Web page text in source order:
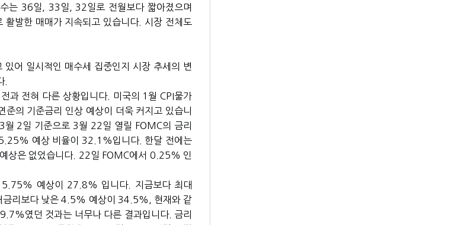
36일, 33일, 32일로 전월보다 짧아졌으며
한 매매가 지속되고 있습니다. 시장 전체도
어 일시적인 매수세 집중인지 시장 추세의 변
.
과 전혀 다른 상황입니다. 미국의 1월 CPI물가
의 기준금리 인상 예상이 더욱 커지고 있습니
2일 기준으로 3월 22일 열릴 FOMC의 금리
예상 비율이 32.1%입니다. 한달 전에는
은 없었습니다. 22일 FOMC에서 0.25% 인
예상이 27.8% 입니다. 지금보다 최대
금리보다 낮은 4.5% 예상이 34.5%, 현재와 같
였던 것과는 너무나 다른 결과입니다. 금리